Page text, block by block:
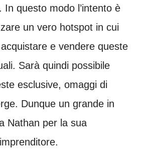
In questo modo l’intento è
un vero hotspot in cui
e vendere queste
Sarà quindi possibile
esclusive, omaggi di
Dunque un grande in
Nathan per la sua